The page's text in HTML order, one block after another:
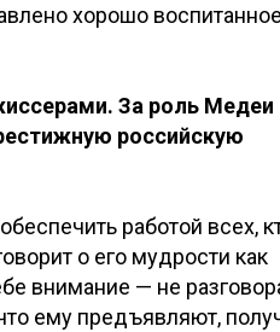
хорошо воспитанное
За роль Медеи
российскую
работой всех,
о его мудрости как
внимание — не
ему предъявляют,